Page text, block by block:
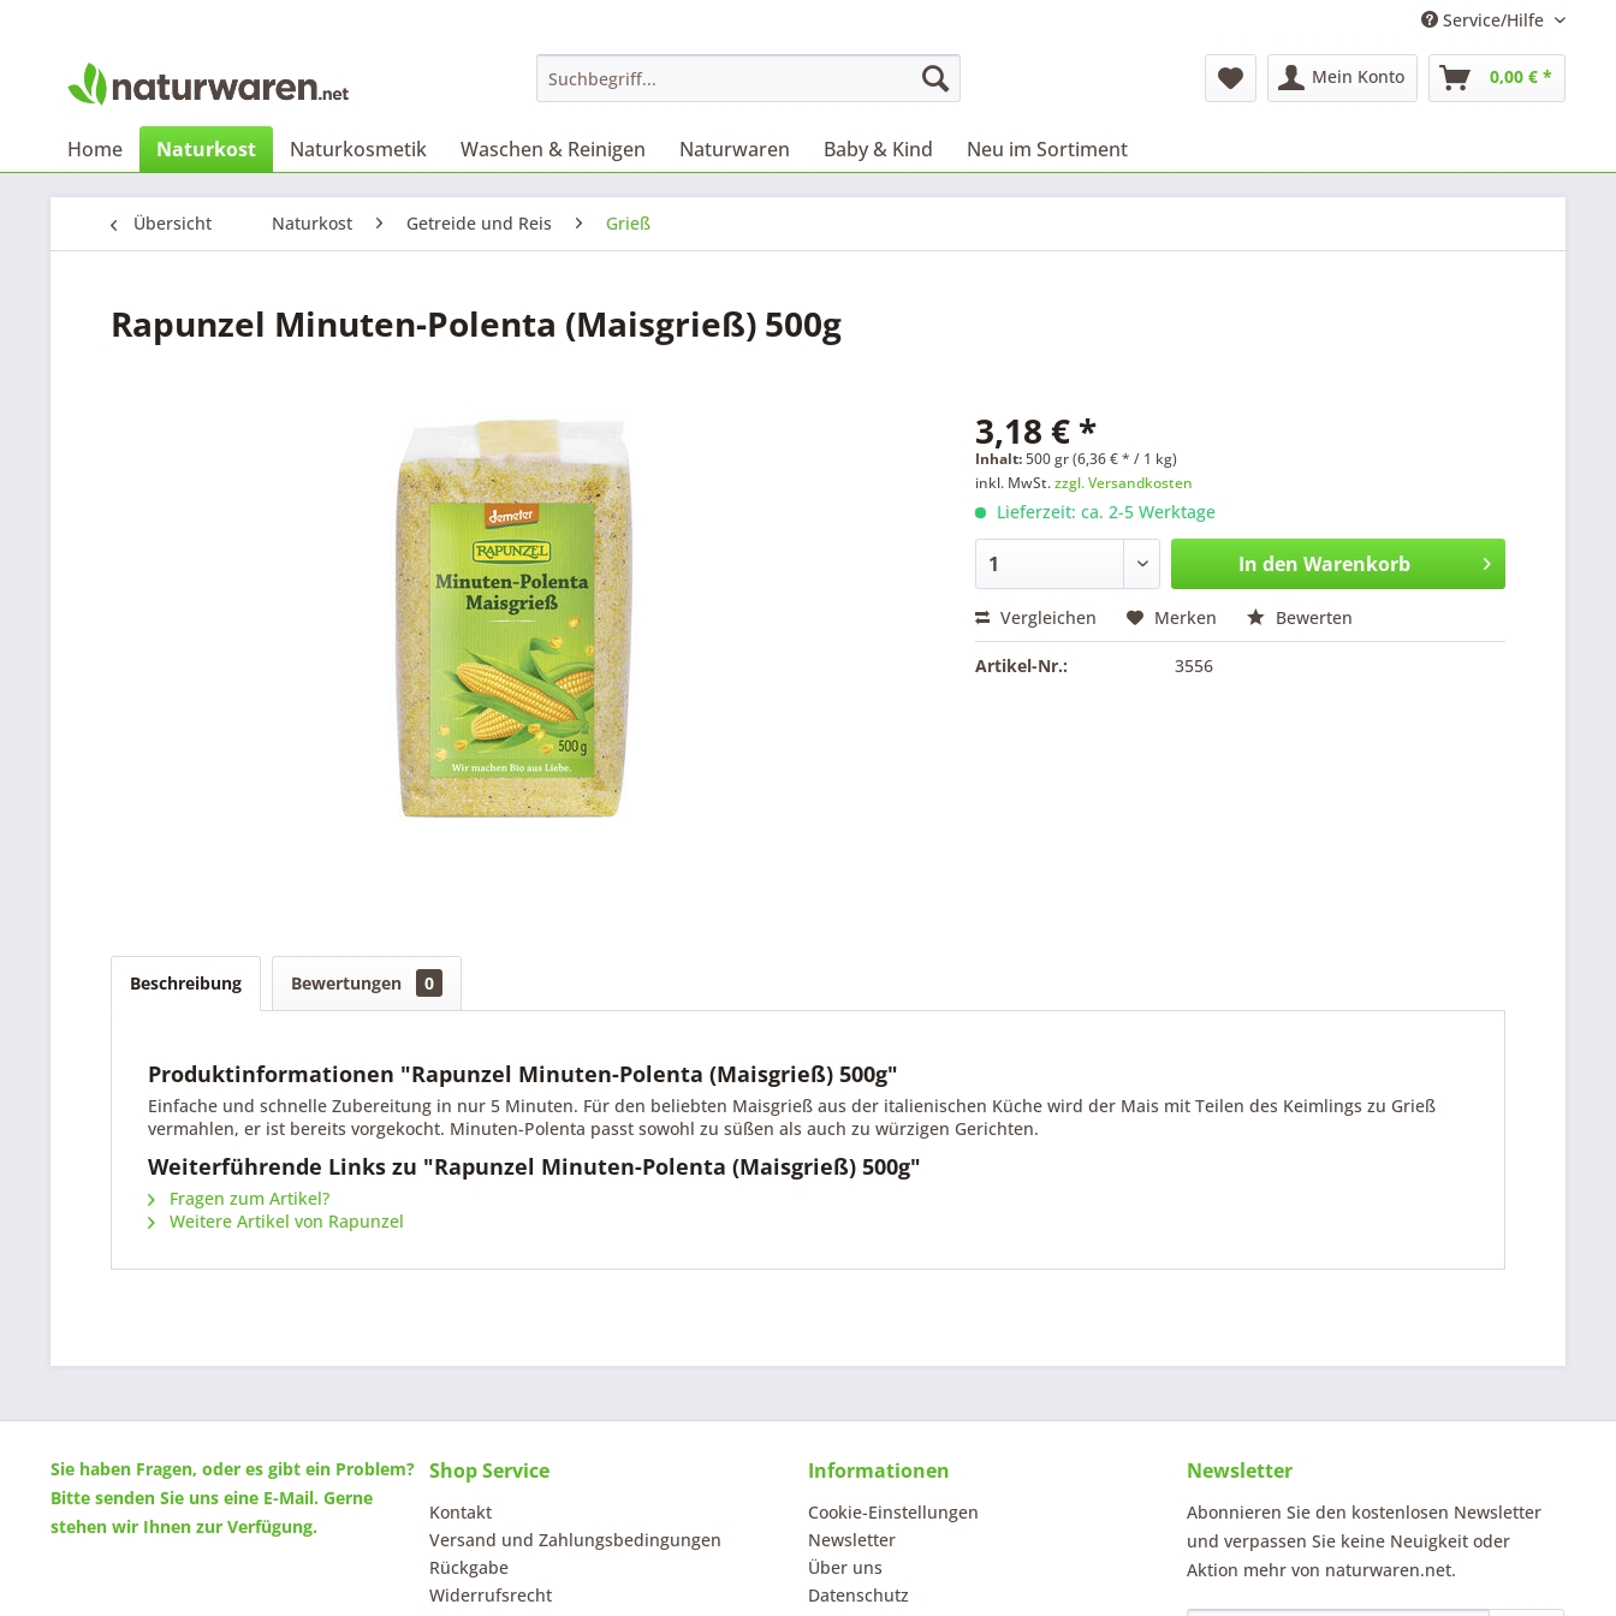
Service/Hilfe
Mein Konto 0,00 € *
Home Naturkost Naturkosmetik Waschen & Reinigen Naturwaren Baby & Kind Neu im Sortiment
Übersicht Naturkost Getreide und Reis Grieß
Rapunzel Minuten-Polenta (Maisgrieß) 500g
3,18 € *
Inhalt:500 gr (6,36 € * / 1 kg)
inkl. MwSt.zzgl. Versandkosten
Lieferzeit: ca. 2-5 Werktage
In den Warenkorb
Vergleichen Merken Bewerten
Artikel-Nr.: 3556
Beschreibung Bewertungen 0
Produktinformationen "Rapunzel Minuten-Polenta (Maisgrieß) 500g"
Einfache und schnelle Zubereitung in nur 5 Minuten. Für den beliebten Maisgrieß aus der italienischen Küche wird der Mais mit Teilen des Keimlings zu Grieß
vermahlen, er ist bereits vorgekocht. Minuten-Polenta passt sowohl zu süßen als auch zu würzigen Gerichten.
Weiterführende Links zu "Rapunzel Minuten-Polenta (Maisgrieß) 500g"
Fragen zum Artikel?
Weitere Artikel von Rapunzel
Sie haben Fragen, oder es gibt ein Problem?
Bitte senden Sie uns eine E-Mail. Gerne
stehen wir Ihnen zur Verfügung.
Shop Service
Kontakt
Versand und Zahlungsbedingungen
Rückgabe
Widerrufsrecht
Informationen
Cookie-Einstellungen
Newsletter
Über uns
Datenschutz
Newsletter
Abonnieren Sie den kostenlosen Newsletter
und verpassen Sie keine Neuigkeit oder
Aktion mehr von naturwaren.net.